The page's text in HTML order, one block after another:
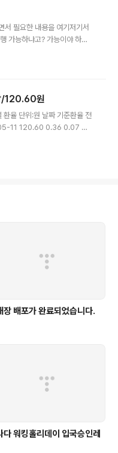
무소에
를 통해
비용이
, 관광
서 필요한 내용을 여기저기서
가능하냐고? 가능이야 하다.
난 중국인에게 무지 고마움
리고 그것도 싫으면 가고자
것 귀찮다고 안하다 더 낭패
때는 참 중국 사람들이 친절
/120.60원
율 단위:원 날짜 기준환율 전
05-11 120.60 0.36 0.07 0.
0.19 0.73 0.75 4.07
장 배포가 완료되었습니다.
다 워킹홀리데이 입국승인레